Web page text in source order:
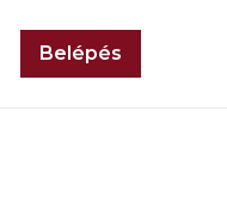
Belépés